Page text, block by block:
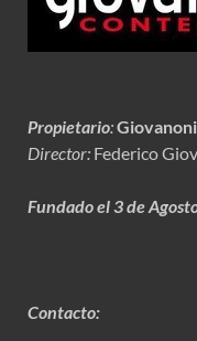
Propietario:
Director: Federico
Fundado el 3 de
Contacto: